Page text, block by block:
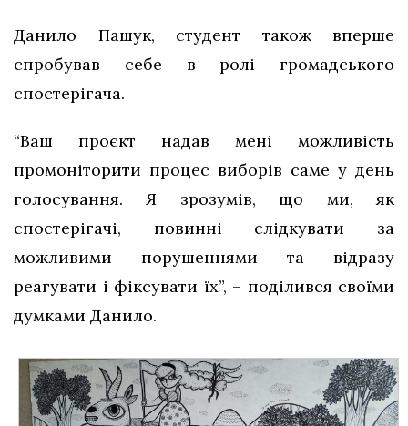
Данило Пашук, студент також вперше
спробував себе в ролі громадського
спостерігача.
“Ваш проєкт надав мені можливість
промоніторити процес виборів саме у день
голосування. Я зрозумів, що ми, як
спостерігачі, повинні слідкувати за
можливими порушеннями та відразу
реагувати і фіксувати їх”, – поділився своїми
думками Данило.